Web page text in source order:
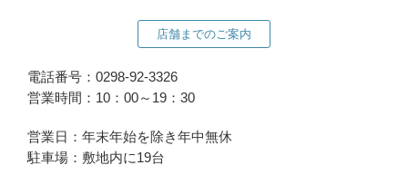
店舗までのご案内
電話番号：0298-92-3326
営業時間：10：00～19：30
営業日：年末年始を除き年中無休
駐車場：敷地内に19台